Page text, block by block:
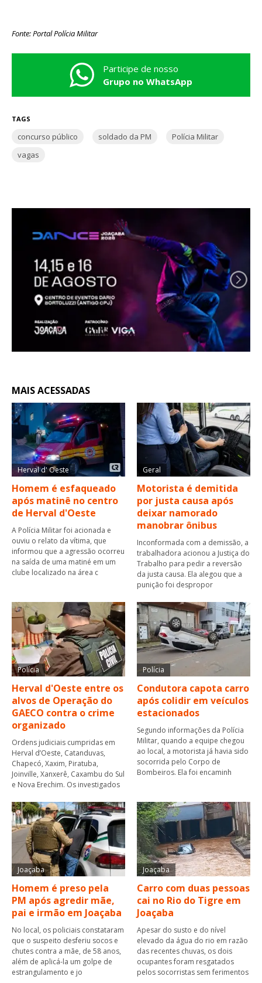
Fonte: Portal Polícia Militar
Participe de nosso
Grupo no WhatsApp
TAGS
concurso público soldado da PM
Polícia Militar
vagas
MAIS ACESSADAS
Herval d' Oeste
Homem é esfaqueado
após matinê no centro
de Herval d'Oeste
A Polícia Militar foi acionada e
ouviu o relato da vítima, que
informou que a agressão ocorreu
na saída de uma matiné em um
clube localizado na área c
Geral
Motorista é demitida
por justa causa após
deixar namorado
manobrar ônibus
Inconformada com a demissão, a
trabalhadora acionou a Justiça do
Trabalho para pedir a reversão
da justa causa. Ela alegou que a
punição foi despropor
Polícia
Herval d'Oeste entre os
alvos de Operação do
GAECO contra o crime
organizado
Ordens judiciais cumpridas em
Herval d’Oeste, Catanduvas,
Chapecó, Xaxim, Piratuba,
Joinville, Xanxerê, Caxambu do Sul
e Nova Erechim. Os investigados
Polícia
Condutora capota carro
após colidir em veículos
estacionados
Segundo informações da Polícia
Militar, quando a equipe chegou
ao local, a motorista já havia sido
socorrida pelo Corpo de
Bombeiros. Ela foi encaminh
Joaçaba
Homem é preso pela
PM após agredir mãe,
pai e irmão em Joaçaba
No local, os policiais constataram
que o suspeito desferiu socos e
chutes contra a mãe, de 58 anos,
além de aplicá-la um golpe de
estrangulamento e jo
Joaçaba
Carro com duas pessoas
cai no Rio do Tigre em
Joaçaba
Apesar do susto e do nível
elevado da água do rio em razão
das recentes chuvas, os dois
ocupantes foram resgatados
pelos socorristas sem ferimentos